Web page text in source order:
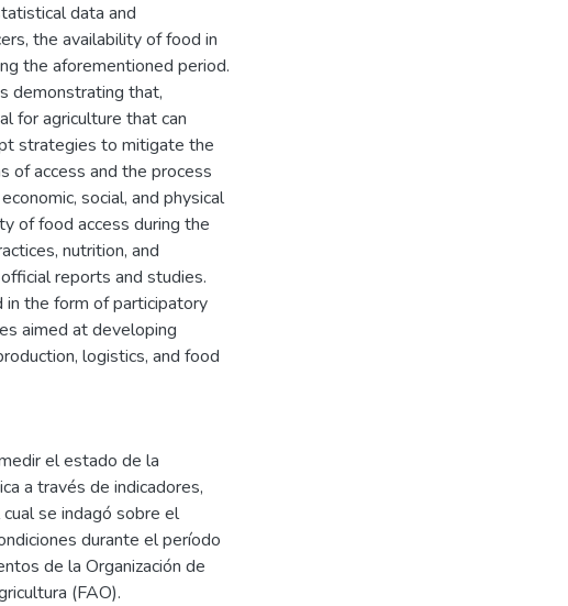
data and
the availability of food in
the aforementioned period.
demonstrating that,
for agriculture that can
strategies to mitigate the
of access and the process
social, and physical
of food access during the
nutrition, and
reports and studies.
the form of participatory
aimed at developing
logistics, and food
el estado de la
a través de indicadores,
se indagó sobre el
durante el período
de la Organización de
(FAO).